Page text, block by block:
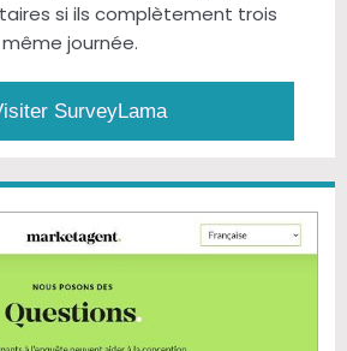
si ils complètement trois
journée.
SurveyLama